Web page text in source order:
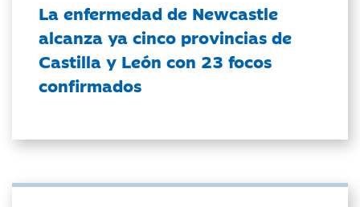
La enfermedad de Newcastle
alcanza ya cinco provincias de
Castilla y León con 23 focos
confirmados